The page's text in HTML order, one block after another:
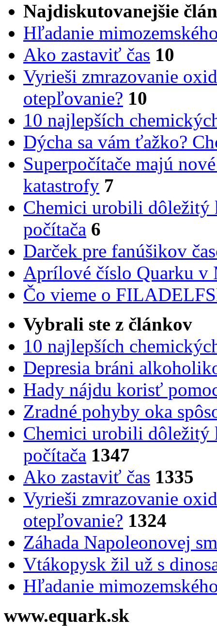
Najdiskutovanejšie
Hľadanie
Ako zastaviť čas 10
Vyrieši zmrazovanie
otepľovanie? 10
10 najlepších
Dýcha sa vám ťažko?
Superpočítače majú
katastrofy 7
Chemici urobili dôležitý
počítača 6
Darček pre fanúšikov
Aprílové číslo Quarku v
Čo vieme o
Vybrali ste z článkov
10 najlepších
Depresia bráni
Hady nájdu korisť
Zradné pohyby oka
Chemici urobili dôležitý
počítača 1347
Ako zastaviť čas 1335
Vyrieši zmrazovanie
otepľovanie? 1324
Záhada Napoleonovej
Vtákopysk žil už s
Hľadanie
www.equark.sk